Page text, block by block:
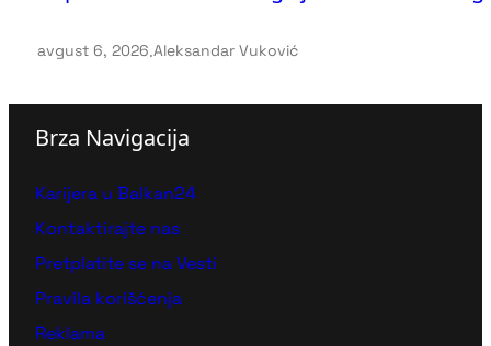
avgust 6, 2026.Aleksandar Vuković
Brza Navigacija
Karijera u Balkan24
Kontaktirajte nas
Pretplatite se na Vesti
Pravila korišćenja
Reklama